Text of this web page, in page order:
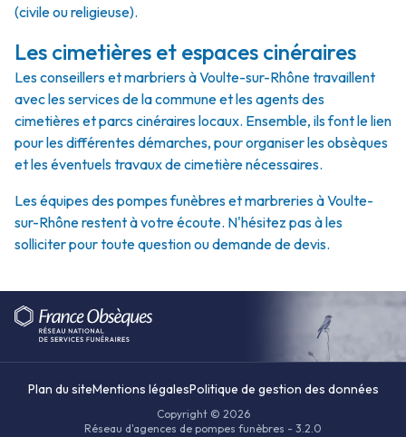
(civile ou religieuse).
Les cimetières et espaces cinéraires
Les conseillers et marbriers à Voulte-sur-Rhône travaillent
avec les services de la commune et les agents des
cimetières et parcs cinéraires locaux. Ensemble, ils font le lien
pour les différentes démarches, pour organiser les obsèques
et les éventuels travaux de cimetière nécessaires.
Les équipes des pompes funèbres et marbreries à Voulte-
sur-Rhône restent à votre écoute. N'hésitez pas à les
solliciter pour toute question ou demande de devis.
Plan du siteMentions légalesPolitique de gestion des données
Copyright © 2026
Réseau d'agences de pompes funèbres - 3.2.0